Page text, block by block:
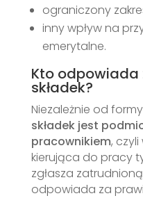
ograniczony
inny wpływ na
emerytalne.
Kto odpowiada
składek?
Niezależnie od
składek jest
pracownikiem,
kierująca do pracy
zgłasza
odpowiada za